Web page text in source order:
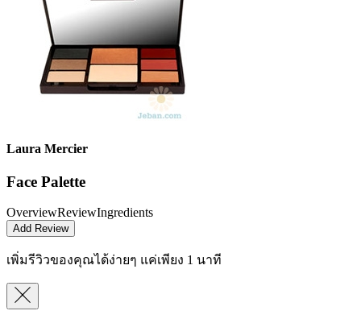
Laura Mercier
Face Palette
OverviewReviewIngredients
Add Review
เพิ่มรีวิวของคุณได้ง่ายๆ แค่เพียง 1 นาที